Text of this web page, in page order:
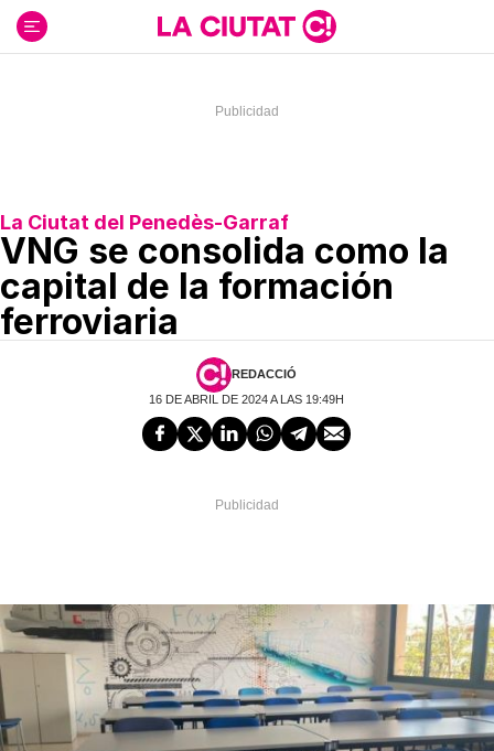
contenido
La Ciutat del Penedès-Garraf
VNG se consolida como la
capital de la formación
ferroviaria
REDACCIÓ
16 DE ABRIL DE 2024 A LAS 19:49H